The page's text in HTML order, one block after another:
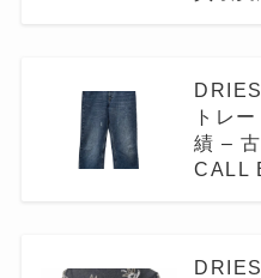
トレ
績 –
CALL